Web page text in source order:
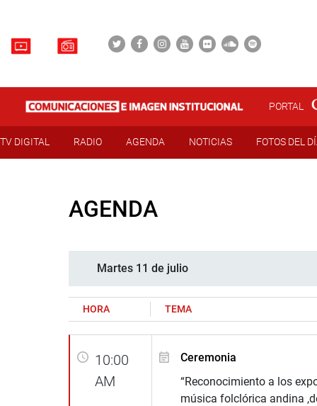
PORTAL
TV DIGITAL RADIO AGENDA NOTICIAS FOTOS DEL
AGENDA
Martes 11 de julio
HORA TEMA
10:00
AM
Ceremonia
“Reconocimiento a los
música folclórica andina